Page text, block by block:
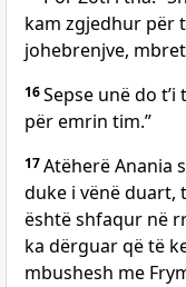
kam zgjedhur për
johebrenjve,
16Sepse unë do
për emrin tim.”
17Atëherë Anania
duke i vënë duart,
është shfaqur në
ka dërguar që të
mbushesh me